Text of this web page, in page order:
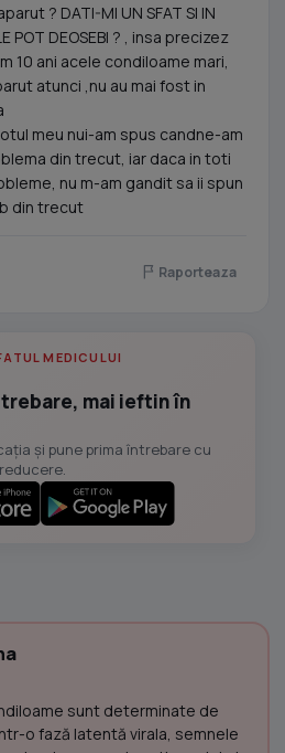
? DATI-MI UN SFAT SI IN
POT DEOSEBI ? , insa precizez
10 ani acele condiloame mari,
atunci ,nu au mai fost in
meu nui-am spus candne-am
din trecut, iar daca in toti
nu m-am gandit sa ii spun
din trecut
Raporteaza
MEDICULUI
mai ieftin în
și pune prima întrebare cu
reducere.
sunt determinate de
o fază latentă virala, semnele